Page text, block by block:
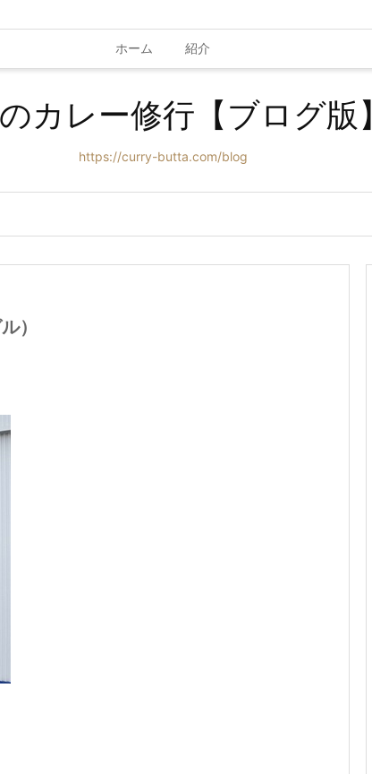
ホーム 紹介
カレー修行【ブログ版】
https://curry-butta.com/blog
）